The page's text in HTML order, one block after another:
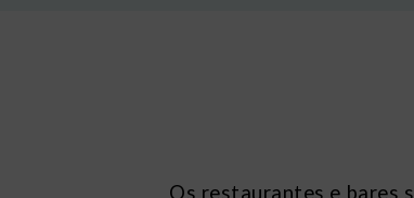
Os restaurantes e bares